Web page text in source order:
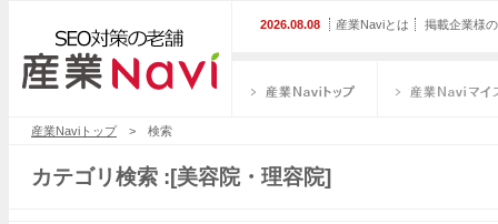
2026.08.08 産業Naviとは 掲載企業様
産業Naviトップ> 検索
カテゴリ検索 :[美容院・理容院]